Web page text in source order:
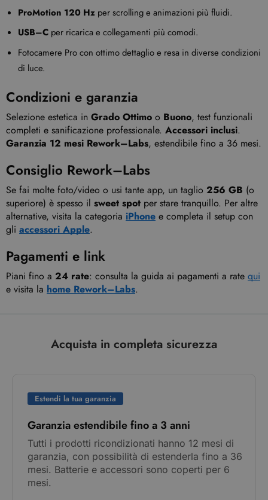
ProMotion 120 Hz per scrolling e animazioni più fluidi.
USB–C per ricarica e collegamenti più comodi.
Fotocamere Pro con ottimo dettaglio e resa in diverse condizioni
di luce.
Condizioni e garanzia
Selezione estetica in Grado Ottimo o Buono, test funzionali
completi e sanificazione professionale. Accessori inclusi.
Garanzia 12 mesi Rework–Labs, estendibile fino a 36 mesi.
Consiglio Rework–Labs
Se fai molte foto/video o usi tante app, un taglio 256 GB (o
superiore) è spesso il sweet spot per stare tranquillo. Per altre
alternative, visita la categoria iPhone e completa il setup con
gli accessori Apple.
Pagamenti e link
Piani fino a 24 rate: consulta la guida ai pagamenti a rate qui
e visita la home Rework–Labs.
Acquista in completa sicurezza
Estendi la tua garanzia
Garanzia estendibile fino a 3 anni
Tutti i prodotti ricondizionati hanno 12 mesi di
garanzia, con possibilità di estenderla fino a 36
mesi. Batterie e accessori sono coperti per 6
mesi.